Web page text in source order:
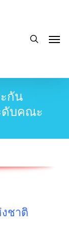
กัน
ดับคณะ
ชาติ